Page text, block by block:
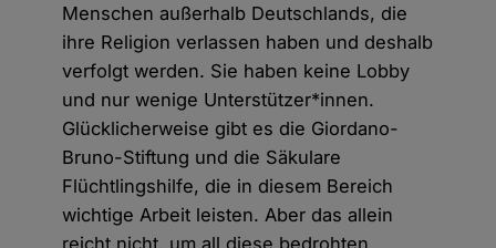
Menschen außerhalb Deutschlands, die
ihre Religion verlassen haben und deshalb
verfolgt werden. Sie haben keine Lobby
und nur wenige Unterstützer*innen.
Glücklicherweise gibt es die Giordano-
Bruno-Stiftung und die Säkulare
Flüchtlingshilfe, die in diesem Bereich
wichtige Arbeit leisten. Aber das allein
reicht nicht, um all diese bedrohten